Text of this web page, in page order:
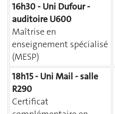
16h30 - Uni Dufour -
auditoire U600
Maîtrise en
enseignement spécialisé
(MESP)
18h15 - Uni Mail - salle
R290
Certificat